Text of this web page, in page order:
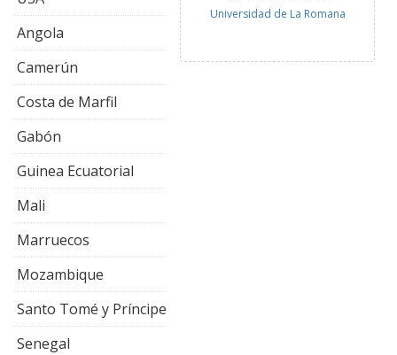
Angola
Camerún
Costa de Marfil
Gabón
Guinea Ecuatorial
Mali
Marruecos
Mozambique
Santo Tomé y Príncipe
Senegal
Universidad de La Romana